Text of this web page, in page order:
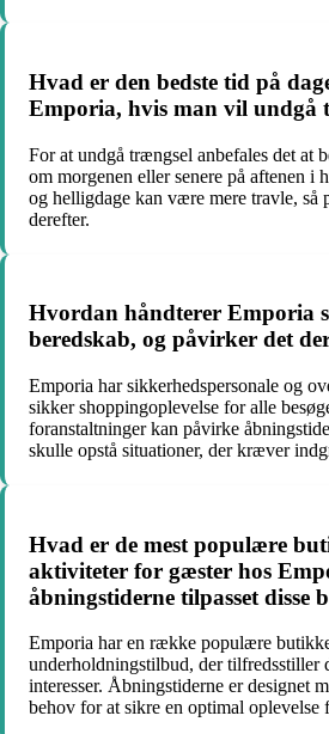
Hvad er den bedste tid på
Emporia, hvis man vil undgå
For at undgå trængsel anbefales det at
om morgenen eller senere på aftenen i
og helligdage kan være mere travle, så
derefter.
Hvordan håndterer Emporia
beredskab, og påvirker det
Emporia har sikkerhedspersonale og
sikker shoppingoplevelse for alle
foranstaltninger kan påvirke
skulle opstå situationer, der kræver
Hvad er de mest populære
aktiviteter for gæster hos
åbningstiderne tilpasset disse
Emporia har en række populære
underholdningstilbud, der tilfredsstiller
interesser. Åbningstiderne er designet
behov for at sikre en optimal oplevelse